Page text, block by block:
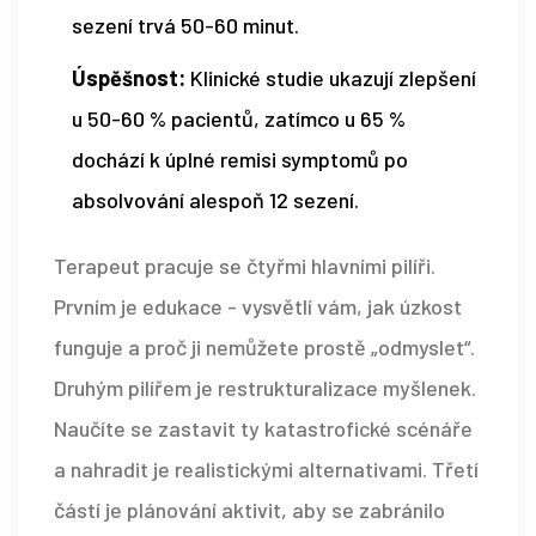
sezení trvá 50-60 minut.
Úspěšnost: Klinické studie ukazují zlepšení
u 50-60 % pacientů, zatímco u 65 %
dochází k úplné remisi symptomů po
absolvování alespoň 12 sezení.
Terapeut pracuje se čtyřmi hlavními pilíři.
Prvním je edukace - vysvětlí vám, jak úzkost
funguje a proč ji nemůžete prostě „odmyslet“.
Druhým pilířem je restrukturalizace myšlenek.
Naučíte se zastavit ty katastrofické scénáře
a nahradit je realistickými alternativami. Třetí
částí je plánování aktivit, aby se zabránilo